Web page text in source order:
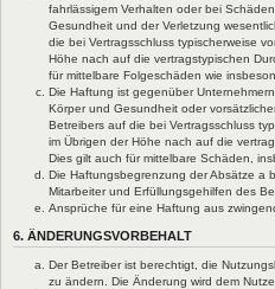
fahrlässigem Verhalten oder bei
Gesundheit und der Verletzung
die bei Vertragsschluss typischerweise
Höhe nach auf die vertragstypischen
für mittelbare Folgeschäden wie
Die Haftung ist gegenüber
Körper und Gesundheit oder
Betreibers auf die bei Vertragsschluss
im Übrigen der Höhe nach auf die
Dies gilt auch für mittelbare Schäden,
Die Haftungsbegrenzung der Absätze a
Mitarbeiter und Erfüllungsgehilfen des
Ansprüche für eine Haftung aus
6. ÄNDERUNGSVORBEHALT
Der Betreiber ist berechtigt, die
zu ändern. Die Änderung wird dem